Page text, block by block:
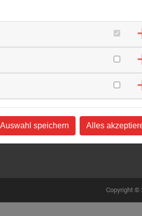
Kontakt
Copyright ©
Auswahl speichern Alles